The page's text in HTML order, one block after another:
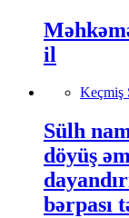
il
Keçmiş
Sülh
döyüş
bərpası